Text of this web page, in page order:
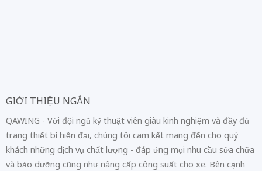
GIỚI THIỆU NGẮN
QAWING - Với đội ngũ kỹ thuật viên giàu kinh nghiệm và đầy đủ
trang thiết bị hiện đại, chúng tôi cam kết mang đến cho quý
khách những dịch vụ chất lượng - đáp ứng mọi nhu cầu sửa chữa
và bảo dưỡng cũng như nâng cấp công suất cho xe. Bên cạnh